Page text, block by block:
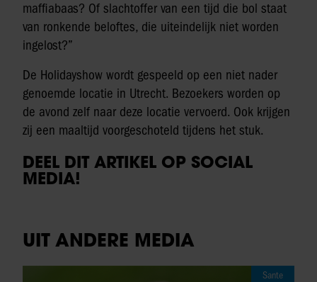
maffiabaas? Of slachtoffer van een tijd die bol staat
van ronkende beloftes, die uiteindelijk niet worden
ingelost?”
De Holidayshow wordt gespeeld op een niet nader
genoemde locatie in Utrecht. Bezoekers worden op
de avond zelf naar deze locatie vervoerd. Ook krijgen
zij een maaltijd voorgeschoteld tijdens het stuk.
DEEL DIT ARTIKEL OP SOCIAL
MEDIA!
UIT ANDERE MEDIA
Sante